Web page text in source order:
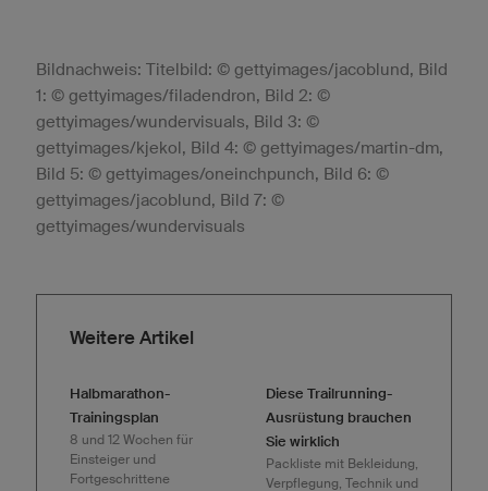
Bildnachweis: Titelbild: © gettyimages/jacoblund, Bild
1: © gettyimages/filadendron, Bild 2: ©
gettyimages/wundervisuals, Bild 3: ©
gettyimages/kjekol, Bild 4: © gettyimages/martin-dm,
Bild 5: © gettyimages/oneinchpunch, Bild 6: ©
gettyimages/jacoblund, Bild 7: ©
gettyimages/wundervisuals
Weitere Artikel
Halbmarathon-
Trainingsplan
8 und 12 Wochen für
Einsteiger und
Fortgeschrittene
Diese Trailrunning-
Ausrüstung brauchen
Sie wirklich
Packliste mit Bekleidung,
Verpflegung, Technik und